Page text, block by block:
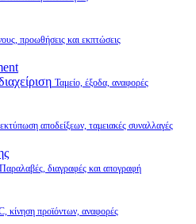
προωθήσεις και εκπτώσεις
Ταμείο, έξοδα, αναφορές
αποδείξεων, ταμειακές συναλλαγές
Παραλαβές, διαγραφές και απογραφή
κίνηση προϊόντων, αναφορές